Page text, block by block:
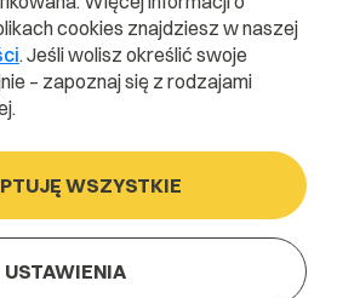
.camp
Szukaj
cookies znajdziesz w naszej
. Jeśli wolisz określić swoje
– zapoznaj się z rodzajami
WSZYSTKIE
USTAWIENIA